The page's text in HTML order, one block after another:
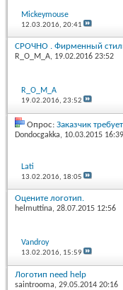
Mickeymouse
12.03.2016,20:41
СРОЧНО . Фирменный
R_O_M_A, 19.02.2016 23:52
R_O_M_A
19.02.2016,23:52
Опрос: Заказчик
Dondocgakka, 10.03.2015 16:39
Lati
13.02.2016, 18:05
Оцените логотип.
helmuttina, 28.07.2015 12:56
Vandroy
13.02.2016, 15:59
Логотип need help
saintrooma, 29.05.2014 20:16